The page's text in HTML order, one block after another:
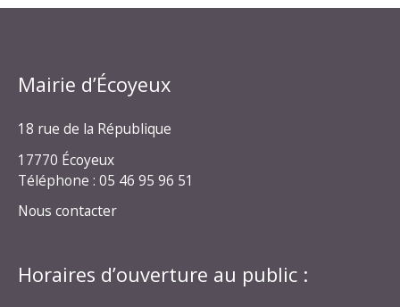
Mairie d’Écoyeux
18 rue de la République
17770 Écoyeux
Téléphone : 05 46 95 96 51
Nous contacter
Horaires d’ouverture au public :